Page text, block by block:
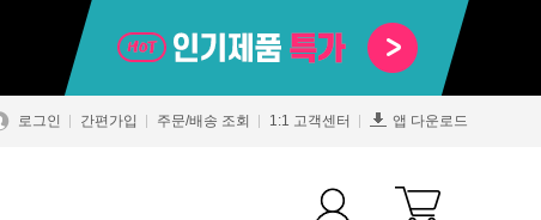
로그인 간편가입 주문/배송 조회 1:1 고객센터 앱 다운로드